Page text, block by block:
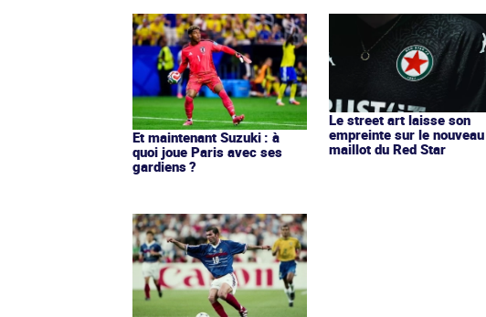
Et maintenant Suzuki : à
quoi joue Paris avec ses
gardiens ?
Le street art laisse son
empreinte sur le nouveau
maillot du Red Star